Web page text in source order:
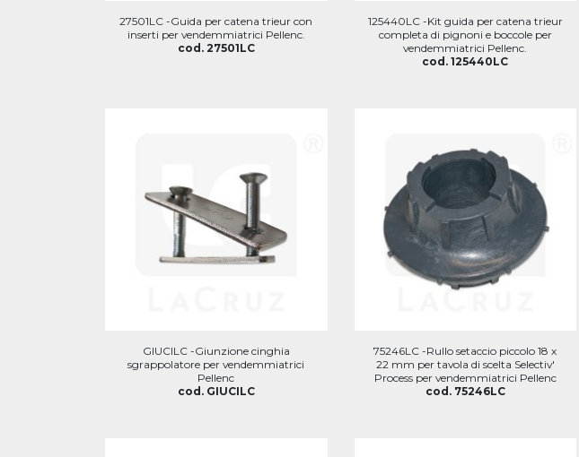
27501LC -Guida per catena trieur con
inserti per vendemmiatrici Pellenc.
cod. 27501LC
125440LC -Kit guida per catena trieur
completa di pignoni e boccole per
vendemmiatrici Pellenc.
cod. 125440LC
GIUCILC -Giunzione cinghia
sgrappolatore per vendemmiatrici
Pellenc
cod. GIUCILC
75246LC -Rullo setaccio piccolo 18 x
22 mm per tavola di scelta Selectiv'
Process per vendemmiatrici Pellenc
cod. 75246LC